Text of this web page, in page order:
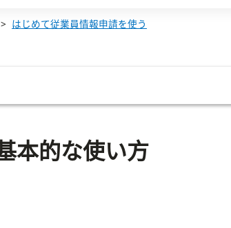
はじめて従業員情報申請を使う
本的な使い方